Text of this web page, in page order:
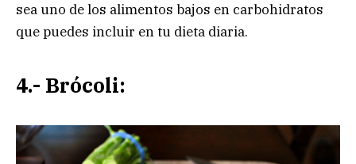
sea uno de los alimentos bajos en carbohidratos
que puedes incluir en tu dieta diaria.
4.- Brócoli: